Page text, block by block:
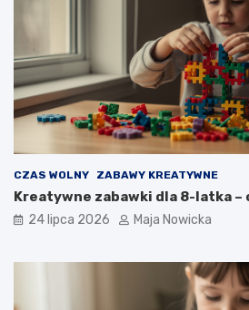
CZAS WOLNY ZABAWY KREATYWNE
Kreatywne zabawki dla 8-latka –
24 lipca 2026 Maja Nowicka